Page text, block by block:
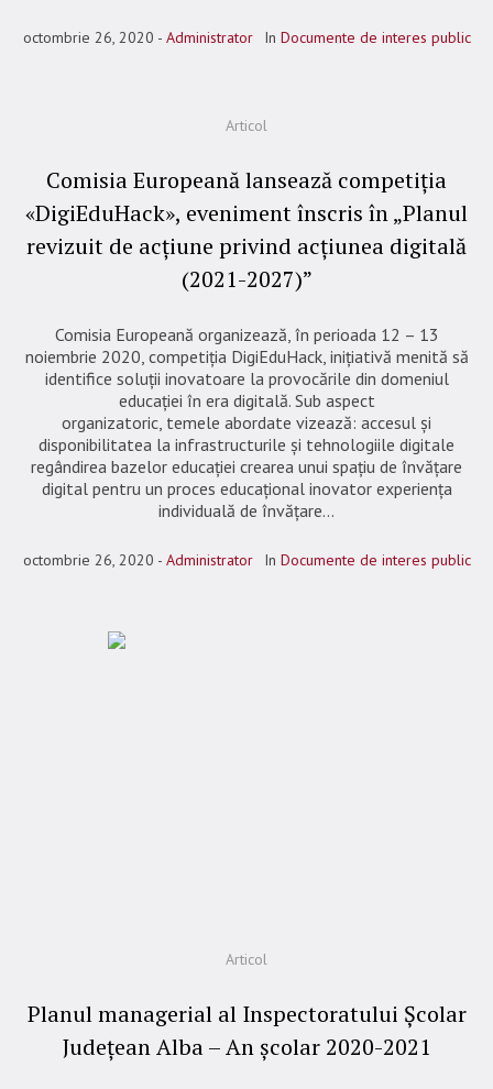
octombrie 26, 2020 Administrator In Documente de interes public
Articol
Comisia Europeană lansează competiția
«DigiEduHack», eveniment înscris în „Planul
revizuit de acțiune privind acțiunea digitală
(2021-2027)”
Comisia Europeană organizează, în perioada 12 – 13
noiembrie 2020, competiția DigiEduHack, inițiativă menită să
identifice soluții inovatoare la provocările din domeniul
educației în era digitală. Sub aspect
organizatoric, temele abordate vizează: accesul și
disponibilitatea la infrastructurile și tehnologiile digitale
regândirea bazelor educației crearea unui spațiu de învățare
digital pentru un proces educațional inovator experiența
individuală de învățare...
octombrie 26, 2020 Administrator In Documente de interes public
Articol
Planul managerial al Inspectoratului Școlar
Județean Alba – An școlar 2020-2021